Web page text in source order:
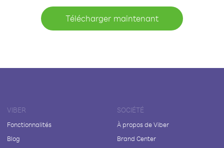
Télécharger maintenant
VIBER
Fonctionnalités
Blog
SOCIÉTÉ
À propos de Viber
Brand Center